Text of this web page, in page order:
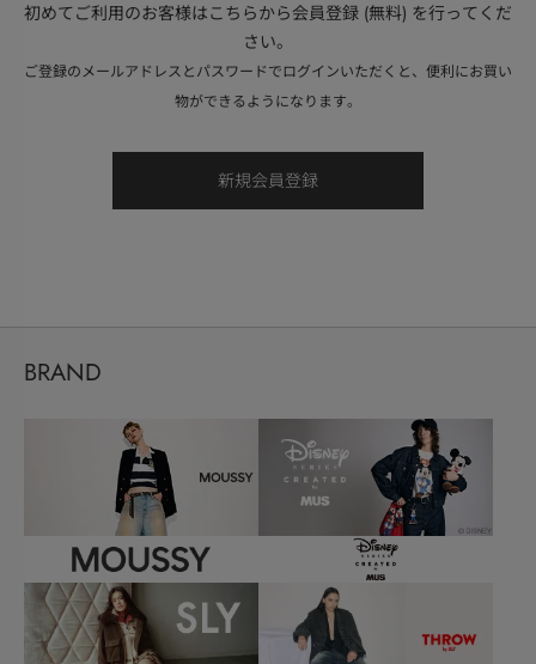
初めてご利用のお客様はこちらから会員登録 (無料) を行ってくだ
さい。
ご登録のメールアドレスとパスワードでログインいただくと、便利にお買い
物ができるようになります。
BRAND